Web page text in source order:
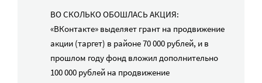
ВО СКОЛЬКО ОБОШЛАСЬ АКЦИЯ:
«ВКонтакте» выделяет грант на продвижение
акции (таргет) в районе 70 000 рублей, и в
прошлом году фонд вложил дополнительно
100 000 рублей на продвижение